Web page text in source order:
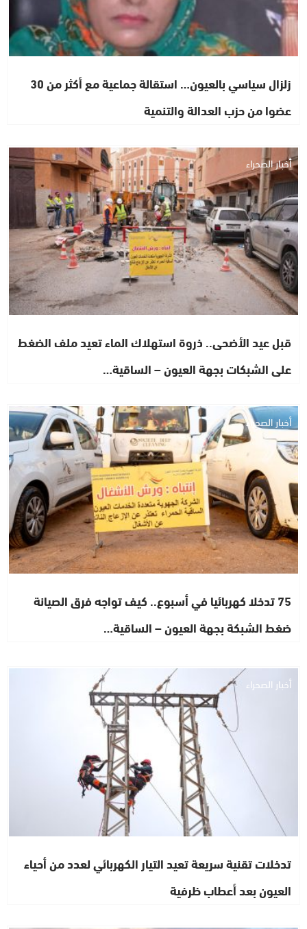
زلزال سياسي بالعيون… استقالة جماعية مع أكثر من 30
عضوا من حزب العدالة والتنمية
أخبار الصحراء
قبل عيد الأضحى.. ذروة استهلاك الماء تعيد ملف الضغط
على الشبكات بجهة العيون – الساقية…
أخبار الصحراء
75 تدخلا كهربائيا في أسبوع.. كيف تواجه فرق الصيانة
ضغط الشبكة بجهة العيون – الساقية…
أخبار الصحراء
تدخلات تقنية سريعة تعيد التيار الكهربائي لعدد من أحياء
العيون بعد أعطاب ظرفية